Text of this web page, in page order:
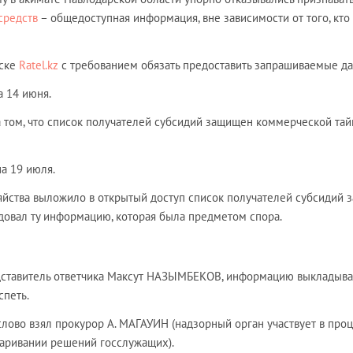
– общедоступная информация, вне зависимости от того, кто
Ratel.kz с требованием обязать предоставить запрашиваемые
14 июня.
том, что список получателей субсидий защищен коммерческой
19 июля.
выложило в открытый доступ список получателей субсидий
ту информацию, которая была предметом спора.
ответчика Максут НАЗЫМБЕКОВ, информацию
взял прокурор А. МАГАУИН (надзорный орган участвует в
решений госслужащих).